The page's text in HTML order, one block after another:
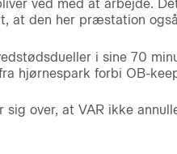
ved med at arbejde.
at den her præstation
i sine 70
hjørnespark forbi OB-
sig over, at VAR ikke